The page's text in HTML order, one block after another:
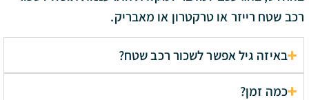
רכב שטח רייזר או טרקטרון או מאבריק.
באיזה גיל אפשר לשכור רכב שטח?
כמה זמן?